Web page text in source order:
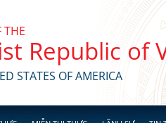
THE
Republic of
STATES OF AMERICA